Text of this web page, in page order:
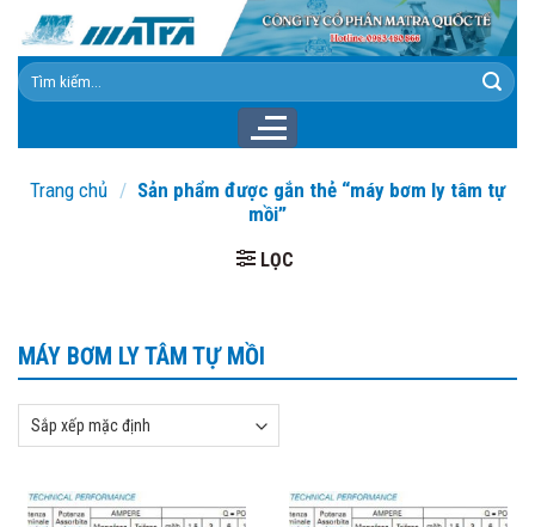
content
Tìm
kiếm:
Trang chủ / Sản phẩm được gắn thẻ “máy bơm ly tâm tự
mồi”
LỌC
MÁY BƠM LY TÂM TỰ MỒI